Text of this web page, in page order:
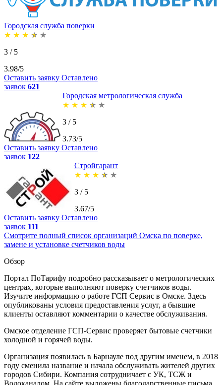
Городская служба поверки
★ ★ ★ ★ ★
3 / 5
3.98/5
Оставить заявку Оставлено
заявок 621
Городская метрологическая служба
★ ★ ★ ★ ★
3 / 5
3.73/5
Оставить заявку Оставлено
заявок 122
Стройгарант
★ ★ ★ ★ ★
3 / 5
3.67/5
Оставить заявку Оставлено
заявок 111
Смотрите полный список организаций Омска по поверке,
замене и установке счетчиков воды
Обзор
Портал ПоТарифу подробно рассказывает о метрологических
центрах, которые выполняют поверку счетчиков воды.
Изучите информацию о работе ГСП Сервис в Омске. Здесь
опубликованы условия предоставления услуг, а бывшие
клиенты оставляют комментарии о качестве обслуживания.
Омское отделение ГСП-Сервис проверяет бытовые счетчики
холодной и горячей воды.
Организация появилась в Барнауле под другим именем, в 2018
году сменила название и начала обслуживать жителей других
городов Сибири. Компания сотрудничает с УК, ТСЖ и
Водоканалом. На сайте выложены благодарственные письма